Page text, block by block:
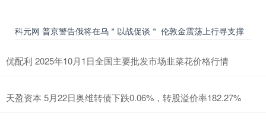
科元网 普京警告俄将在乌＂以战促谈＂ 伦敦金震荡上行寻支撑
优配利 2025年10月1日全国主要批发市场韭菜花价格行情
天盈资本 5月22日奥维转债下跌0.06%，转股溢价率182.27%